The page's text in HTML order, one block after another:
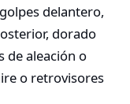
delantero,
dorado
de aleación o
o retrovisores